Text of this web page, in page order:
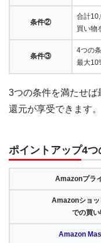
条件②
合計
買い物
条件③
4つの
最大
3つの条件を満たせ
還元が享受できます。
ポイントアップ4つ
Amazonプラ
Amazonショッ
での買
Amazon